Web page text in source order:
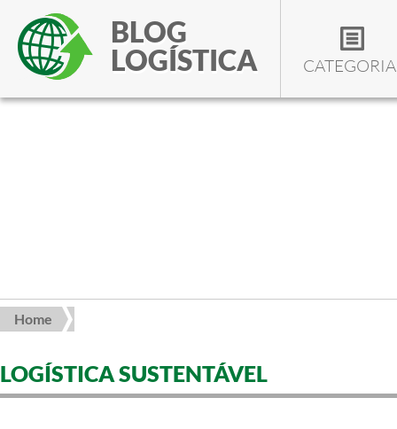
BLOG
LOGÍSTICA
Home
LOGÍSTICA SUSTENTÁVEL